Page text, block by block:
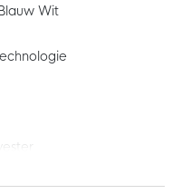
Wit